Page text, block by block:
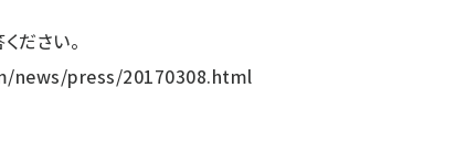
ださい。
news/press/20170308.html